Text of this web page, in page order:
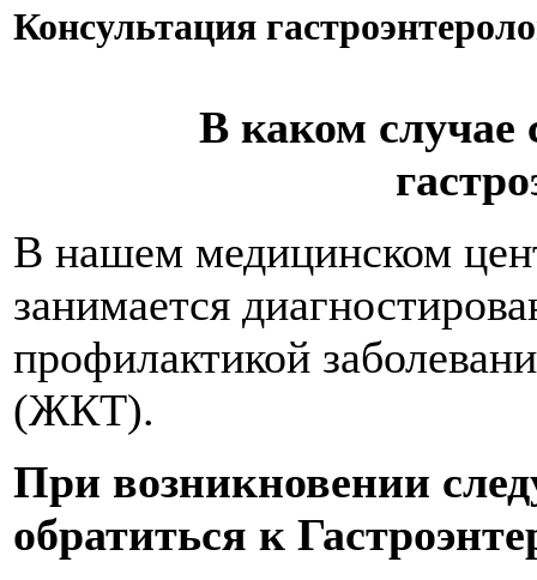
Консультация
В каком случае
В нашем медицинском
занимается
профилактикой
(ЖКТ).
При возникновении
обратиться к